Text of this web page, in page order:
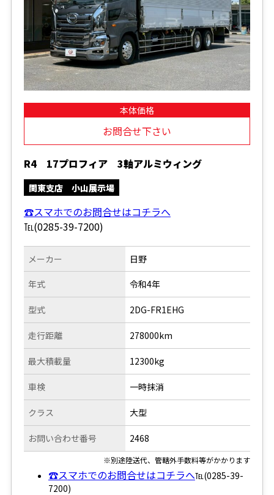
本体価格
お問合せ下さい
R4 17プロフィア 3軸アルミウィング
関東支店 小山展示場
☎スマホでのお問合せはコチラへ
℡(0285-39-7200)
メーカー
年式
型式
走行距離
日野
令和4年
2DG-FR1EHG
278000km
最大積載量
車検
クラス
お問い合わせ番号
12300kg
一時抹消
大型
2468
※別途陸送代、管轄外手数料等がかかります
☎スマホでのお問合せはコチラへ℡(0285-39-
7200)